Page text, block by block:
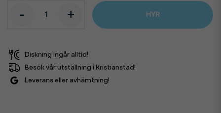
- + HYR
Diskning ingår alltid!
Besök vår utställning i Kristianstad!
Leverans eller avhämtning!